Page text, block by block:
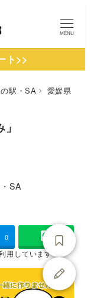
MENU
ト>>
駅・SA
愛媛県
SA
0
用しています